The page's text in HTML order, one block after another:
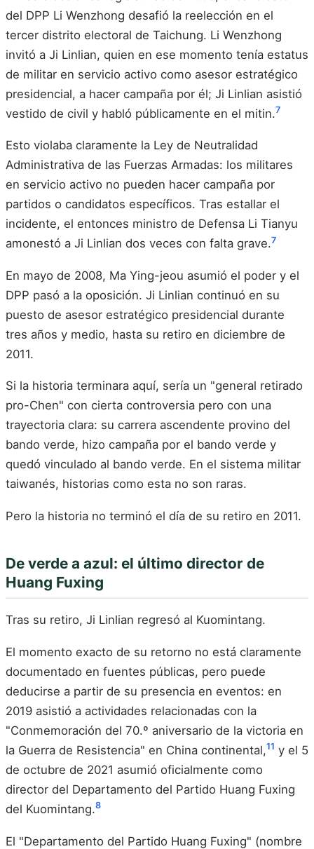
del DPP Li Wenzhong desafió la reelección en el
tercer distrito electoral de Taichung. Li Wenzhong
invitó a Ji Linlian, quien en ese momento tenía estatus
de militar en servicio activo como asesor estratégico
presidencial, a hacer campaña por él; Ji Linlian asistió
vestido de civil y habló públicamente en el mitin.7
Esto violaba claramente la Ley de Neutralidad
Administrativa de las Fuerzas Armadas: los militares
en servicio activo no pueden hacer campaña por
partidos o candidatos específicos. Tras estallar el
incidente, el entonces ministro de Defensa Li Tianyu
amonestó a Ji Linlian dos veces con falta grave.7
En mayo de 2008, Ma Ying-jeou asumió el poder y el
DPP pasó a la oposición. Ji Linlian continuó en su
puesto de asesor estratégico presidencial durante
tres años y medio, hasta su retiro en diciembre de
2011.
Si la historia terminara aquí, sería un "general retirado
pro-Chen" con cierta controversia pero con una
trayectoria clara: su carrera ascendente provino del
bando verde, hizo campaña por el bando verde y
quedó vinculado al bando verde. En el sistema militar
taiwanés, historias como esta no son raras.
Pero la historia no terminó el día de su retiro en 2011.
De verde a azul: el último director de
Huang Fuxing
Tras su retiro, Ji Linlian regresó al Kuomintang.
El momento exacto de su retorno no está claramente
documentado en fuentes públicas, pero puede
deducirse a partir de su presencia en eventos: en
2019 asistió a actividades relacionadas con la
"Conmemoración del 70.º aniversario de la victoria en
la Guerra de Resistencia" en China continental,11 y el 5
de octubre de 2021 asumió oficialmente como
director del Departamento del Partido Huang Fuxing
del Kuomintang.8
El "Departamento del Partido Huang Fuxing" (nombre